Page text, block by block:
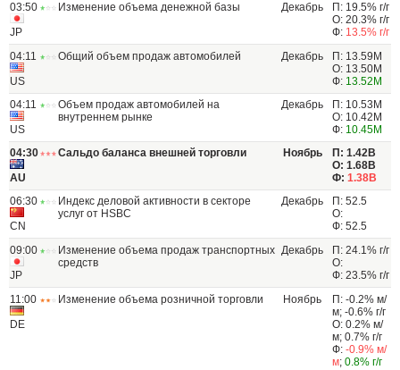
03:50
JP
Изменение объема денежной базы Декабрь
П: 19.5% г/г
О: 20.3% г/г
Ф: 13.5% г/г
04:11
US
Общий объем продаж автомобилей Декабрь
П: 13.59M
О: 13.50M
Ф: 13.52M
04:11
US
Объем продаж автомобилей на
внутреннем рынке
Декабрь
П: 10.53M
О: 10.42M
Ф: 10.45M
04:30
AU
Сальдо баланса внешней торговли Ноябрь
П: 1.42B
О: 1.68B
Ф: 1.38B
06:30
CN
Индекс деловой активности в секторе
услуг от HSBC
Декабрь
П: 52.5
О:
Ф: 52.5
09:00
JP
Изменение объема продаж транспортных
средств
Декабрь
П: 24.1% г/г
О:
Ф: 23.5% г/г
11:00
DE
Изменение объема розничной торговли Ноябрь
П: -0.2% м/
м; -0.6% г/г
О: 0.2% м/
м; 0.7% г/г
Ф: -0.9% м/
м; 0.8% г/г